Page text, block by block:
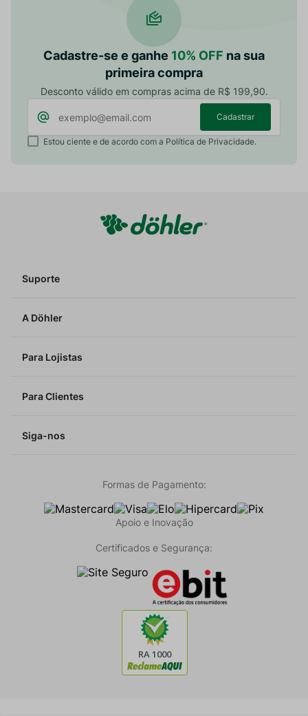
Cadastre-se e ganhe 10% OFF na sua
primeira compra
Desconto válido em compras acima de R$ 199,90.
Cadastrar
Estou ciente e de acordo com a Política de Privacidade.
Suporte
A Döhler
Para Lojistas
Para Clientes
Siga-nos
Formas de Pagamento:
Apoio e Inovação
Certificados e Segurança: